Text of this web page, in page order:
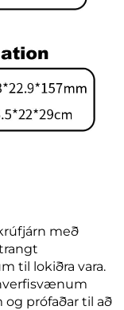
með
til lokiðra vara.
og prófaðar til að